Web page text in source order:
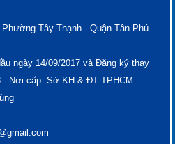
Tây Thạnh - Quận Tân Phú -
ngày 14/09/2017 và Đăng ký thay
- Nơi cấp: Sở KH & ĐT TPHCM